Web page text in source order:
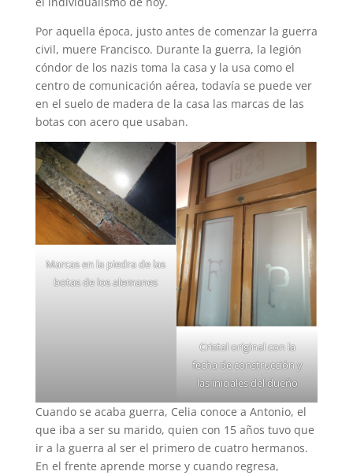
Por aquella época, justo antes de comenzar la guerra
civil, muere Francisco. Durante la guerra, la legión
cóndor de los nazis toma la casa y la usa como el
centro de comunicación aérea, todavía se puede ver
en el suelo de madera de la casa las marcas de las
botas con acero que usaban.
Marcas en la piedra de las
botas de los alemanes
Cristal original con la
fecha de construcción y
las iniciales del dueño
Cuando se acaba guerra, Celia conoce a Antonio, el
que iba a ser su marido, quien con 15 años tuvo que
ir a la guerra al ser el primero de cuatro hermanos.
En el frente aprende morse y cuando regresa,